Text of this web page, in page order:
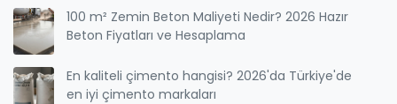
100 m² Zemin Beton Maliyeti Nedir? 2026 Hazır
Beton Fiyatları ve Hesaplama
En kaliteli çimento hangisi? 2026'da Türkiye'de
en iyi çimento markaları